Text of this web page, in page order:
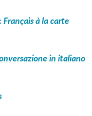
Français à la carte
in italiano